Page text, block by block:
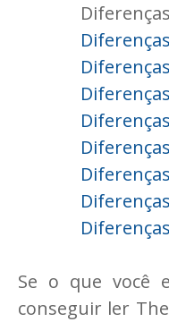
Se o que você
conseguir ler